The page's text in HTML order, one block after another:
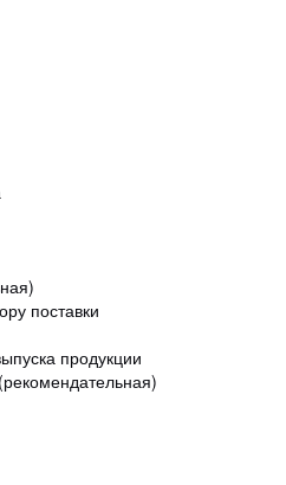
поставки
продукции